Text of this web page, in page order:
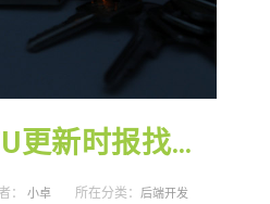
64位UBUNTU更新时报找不到i386包
： 小卓 所在分类： 后端开发